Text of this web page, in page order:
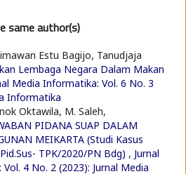
same author(s)
Estu Bagijo, Tanudjaja
Lembaga Negara Dalam Makan
Media Informatika: Vol. 6 No. 3
Informatika
Oktawila, M. Saleh,
PIDANA SUAP DALAM
MEIKARTA (Studi Kasus
TPK/2020/PN Bdg) , Jurnal
4 No. 2 (2023): Jurnal Media